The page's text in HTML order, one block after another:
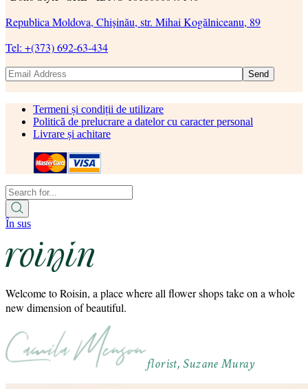
Republica Moldova, Chișinău, str. Mihai Kogălniceanu, 89
Tel: +(373) 692-63-434
Send
Termeni și condiții de utilizare
Politică de prelucrare a datelor cu caracter personal
Livrare și achitare
În sus
Welcome to Roisin, a place where all flower shops take on a whole
new dimension of beautiful.
florist, Suzane Muray